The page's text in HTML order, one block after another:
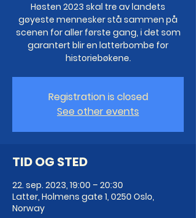
Høsten 2023 skal tre av landets
gøyeste mennesker stå sammen på
scenen for aller første gang, i det som
garantert blir en latterbombe for
historiebøkene.
Registration is closed
See other events
TID OG STED
22. sep. 2023, 19:00 – 20:30
Latter, Holmens gate 1, 0250 Oslo,
Norway